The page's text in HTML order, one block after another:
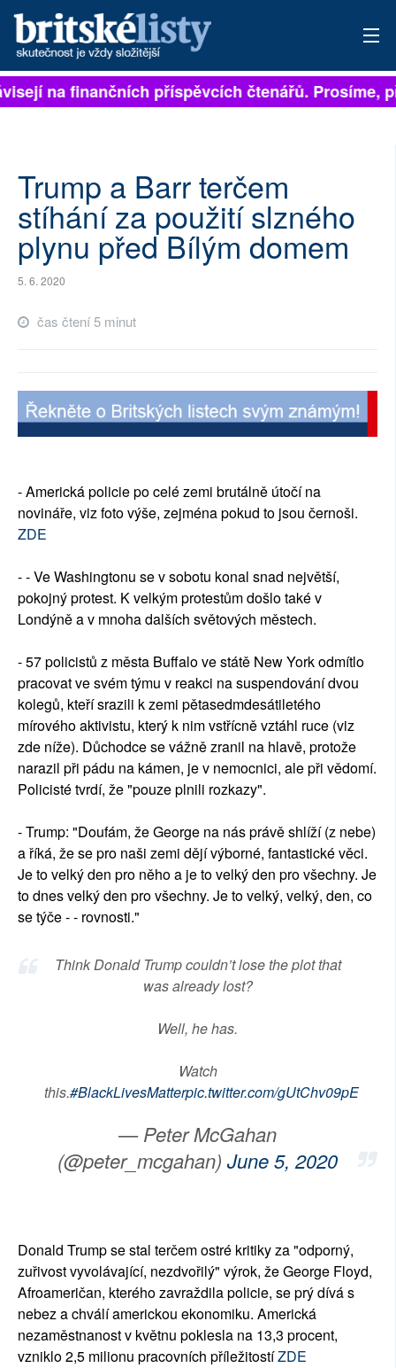
PŘIHLÁSIT
ARCHIV
ROZHOVORY
TÉMATA
SOCIÁLNÍ SÍTĚ
PLNÁ VERZE STRÁNEK
na finančních příspěvcích čtenářů. Prosíme,
Trump a Barr terčem
stíhání za použití slzného
plynu před Bílým domem
5. 6. 2020
čas čtení 5 minut
- Americká policie po celé zemi brutálně útočí na
novináře, viz foto výše, zejména pokud to jsou černoši.
ZDE
- - Ve Washingtonu se v sobotu konal snad největší,
pokojný protest. K velkým protestům došlo také v
Londýně a v mnoha dalších světových městech.
- 57 policistů z města Buffalo ve státě New York odmítlo
pracovat ve svém týmu v reakci na suspendování dvou
kolegů, kteří srazili k zemi pětasedmdesátiletého
mírového aktivistu, který k nim vstřícně vztáhl ruce (viz
zde níže). Důchodce se vážně zranil na hlavě, protože
narazil při pádu na kámen, je v nemocnici, ale při vědomí.
Policisté tvrdí, že "pouze plnili rozkazy".
- Trump: "Doufám, že George na nás právě shlíží (z nebe)
a říká, že se pro naši zemi dějí výborné, fantastické věci.
Je to velký den pro něho a je to velký den pro všechny. Je
to dnes velký den pro všechny. Je to velký, velký, den, co
se týče - - rovnosti."
Think Donald Trump couldn’t lose the plot that
was already lost?
Well, he has.
Watch
this.#BlackLivesMatterpic.twitter.com/gUtChv09pE
— Peter McGahan
(@peter_mcgahan) June 5, 2020
Donald Trump se stal terčem ostré kritiky za "odporný,
zuřivost vyvolávající, nezdvořilý" výrok, že George Floyd,
Afroameričan, kterého zavraždila policie, se prý dívá s
nebez a chválí americkou ekonomiku. Americká
nezaměstnanost v květnu poklesla na 13,3 procent,
vzniklo 2,5 milionu pracovních příležitostíZDE